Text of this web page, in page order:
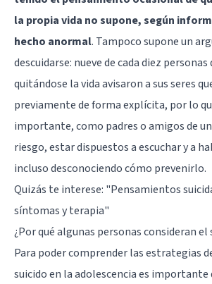
la propia vida no supone, según
hecho anormal. Tampoco supone un
descuidarse: nueve de cada diez personas
quitándose la vida avisaron a sus seres
previamente de forma explícita, por lo
importante, como padres o amigos de
riesgo, estar dispuestos a escuchar y a
incluso desconociendo cómo prevenirlo.
Quizás te interese: "Pensamientos
síntomas y terapia"
¿Por qué algunas personas consideran el
Para poder comprender las estrategias
suicido en la adolescencia es importante